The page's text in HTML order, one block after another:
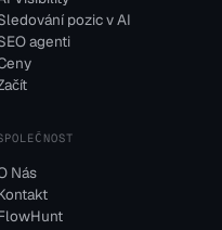
pozic v AI
agenti
Nás